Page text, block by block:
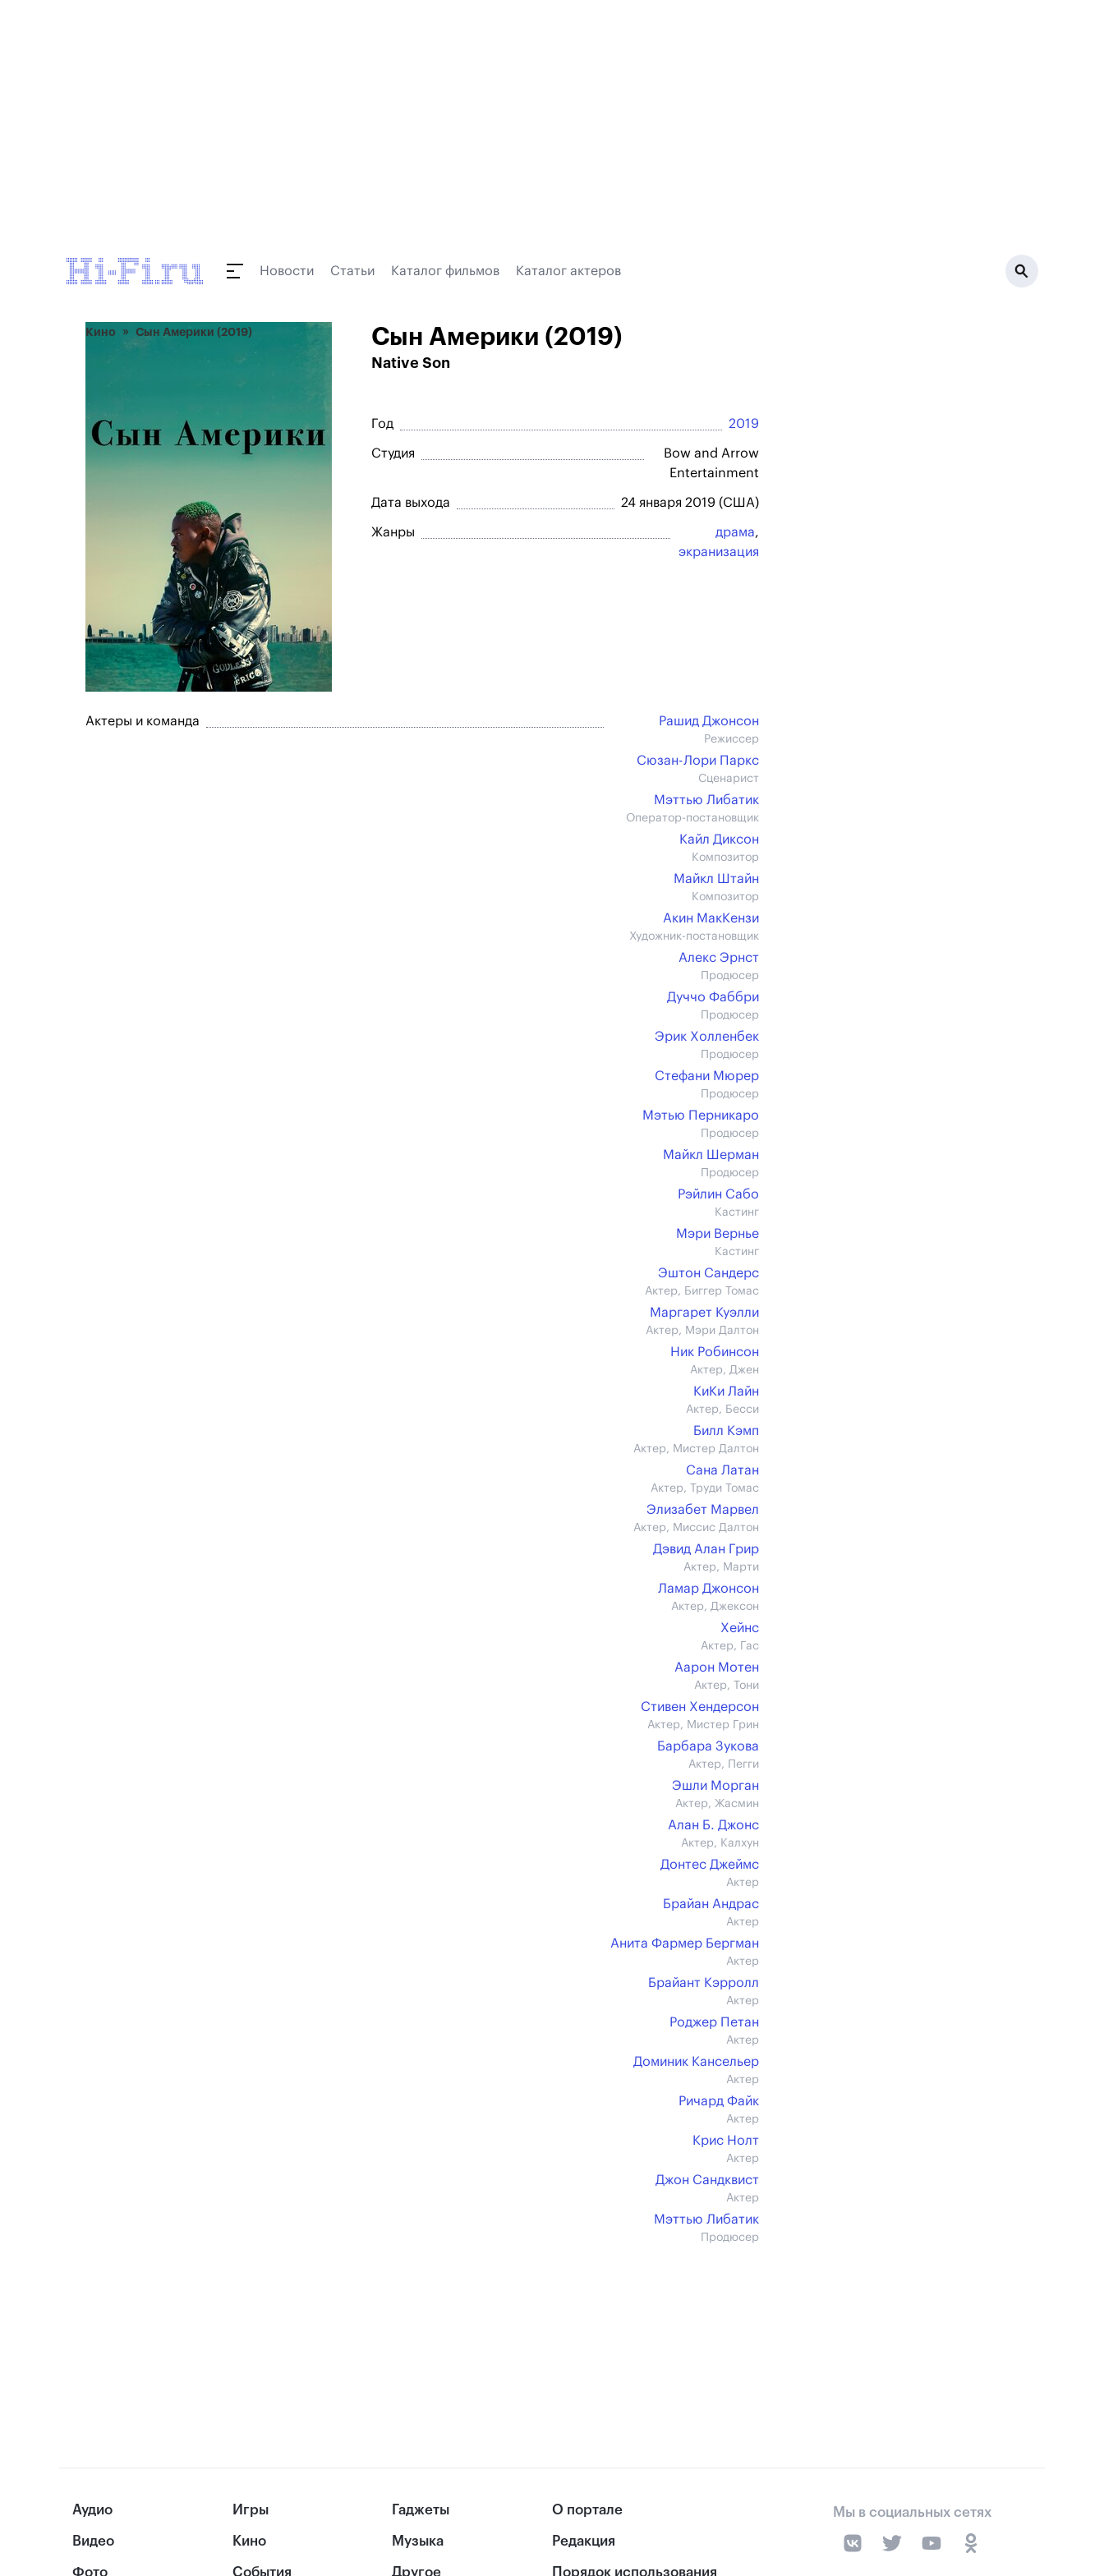
Новости Статьи Каталог фильмов Каталог актеров
Кино Сын Америки (2019) Сын Америки (2019)
Native Son
Год 2019
Студия
Bow and Arrow
Entertainment
Дата выхода 24 января 2019 (США)
Жанры драма,
экранизация
Актеры и команда Рашид Джонсон
Режиссер
Сюзан-Лори Паркс
Сценарист
Мэттью Либатик
Оператор-постановщик
Кайл Диксон
Композитор
Майкл Штайн
Композитор
Акин МакКензи
Художник-постановщик
Алекс Эрнст
Продюсер
Дуччо Фаббри
Продюсер
Эрик Холленбек
Продюсер
Стефани Мюрер
Продюсер
Мэтью Перникаро
Продюсер
Майкл Шерман
Продюсер
Рэйлин Сабо
Кастинг
Мэри Вернье
Кастинг
Эштон Сандерс
Актер, Биггер Томас
Маргарет Куэлли
Актер, Мэри Далтон
Ник Робинсон
Актер, Джен
КиКи Лайн
Актер, Бесси
Билл Кэмп
Актер, Мистер Далтон
Сана Латан
Актер, Труди Томас
Элизабет Марвел
Актер, Миссис Далтон
Дэвид Алан Грир
Актер, Марти
Ламар Джонсон
Актер, Джексон
Хейнс
Актер, Гас
Аарон Мотен
Актер, Тони
Стивен Хендерсон
Актер, Мистер Грин
Барбара Зукова
Актер, Пегги
Эшли Морган
Актер, Жасмин
Алан Б. Джонс
Актер, Калхун
Донтес Джеймс
Актер
Брайан Андрас
Актер
Анита Фармер Бергман
Актер
Брайант Кэрролл
Актер
Роджер Петан
Актер
Доминик Кансельер
Актер
Ричард Файк
Актер
Крис Нолт
Актер
Джон Сандквист
Актер
Мэттью Либатик
Продюсер
Аудио
Видео
Фото
Игры
Кино
События
Гаджеты
Музыка
Другое
О портале
Редакция
Порядок использования
Мы в социальных сетях